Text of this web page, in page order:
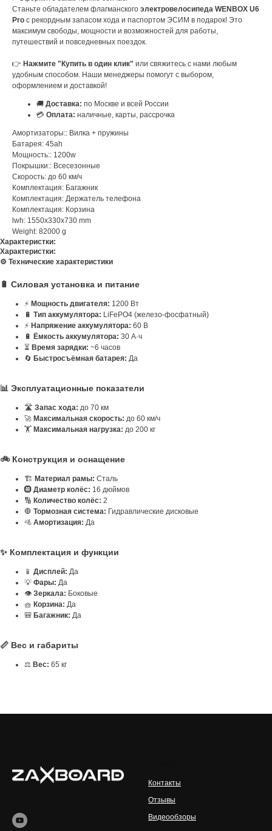
Станьте обладателем флагманского электровелосипеда WENBOX U6
Pro с рекордным запасом хода и паспортом ЭСИМ в подарок! Это
максимум свободы, мощности и возможностей для работы,
путешествий и повседневных поездок.
👉 Нажмите "Купить в один клик" или свяжитесь с нами любым
удобным способом. Наши менеджеры помогут с выбором,
оформлением и доставкой!
🚚 Доставка: по Москве и всей России
💳 Оплата: наличные, карты, рассрочка
Амортизаторы:: Вилка + пружины
Батарея: 45ah
Мощность:: 1200w
Покрышки:: Всесезонные
Скорость: до 60 км/ч
Комплектация: Багажник
Комплектация: Держатель телефона
Комплектация: Корзина
lwh: 1550x330x730 mm
Weight: 82000 g
Характеристки:
Характеристки:
⚙️ Технические характеристики
🔋 Силовая установка и питание
⚡ Мощность двигателя: 1200 Вт
🔋 Тип аккумулятора: LiFePO4 (железо-фосфатный)
⚡ Напряжение аккумулятора: 60 В
🔋 Ёмкость аккумулятора: 30 А·ч
⏳ Время зарядки: ~6 часов
🔄 Быстросъёмная батарея: Да
📊 Эксплуатационные показатели
🛣️ Запас хода: до 70 км
🚀 Максимальная скорость: до 60 км/ч
🏋️ Максимальная нагрузка: до 200 кг
🚲 Конструкция и оснащение
🏗️ Материал рамы: Сталь
🛞 Диаметр колёс: 16 дюймов
🔢 Количество колёс: 2
🛑 Тормозная система: Гидравлические дисковые
🚵 Амортизация: Да
✨ Комплектация и функции
📱 Дисплей: Да
💡 Фары: Да
👁️ Зеркала: Боковые
🧺 Корзина: Да
🎒 Багажник: Да
📏 Вес и габариты
⚖️ Вес: 65 кг
Контакты
Отзывы
Видеообзоры